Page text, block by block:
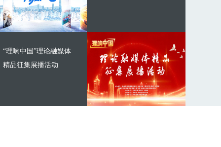
“理响中国”理论融媒体
精品征集展播活动